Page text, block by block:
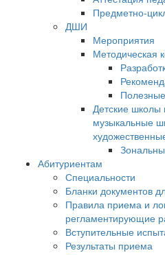
Предметно-
ДШИ
Мероприятия
Методическая
Детские школы
музыкальные
Абитуриентам
Специальности
Бланки документов
Правила приема и
регламентирующие
Вступительные
Результаты приема